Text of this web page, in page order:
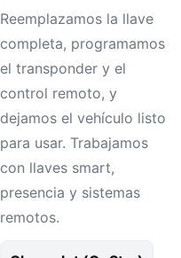
Reemplazamos la llave
completa, programamos
el transponder y el
control remoto, y
dejamos el vehículo listo
para usar. Trabajamos
con llaves smart,
presencia y sistemas
remotos.